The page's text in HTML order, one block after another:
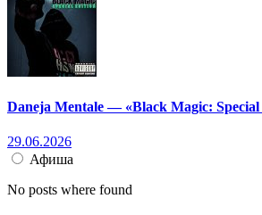
Daneja Mentale — «Black Magic:
29.06.2026
Афиша
No posts where found